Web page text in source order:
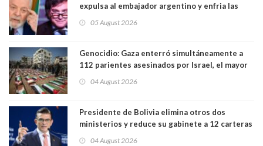
expulsa al embajador argentino y enfria las
trasandino
05 August 2026
Genocidio: Gaza enterró simultáneamente a
112 parientes asesinados por Israel, el mayor
muertos figuran 44 niños y nueve ancianos
04 August 2026
Presidente de Bolivia elimina otros dos
ministerios y reduce su gabinete a 12 carteras
04 August 2026